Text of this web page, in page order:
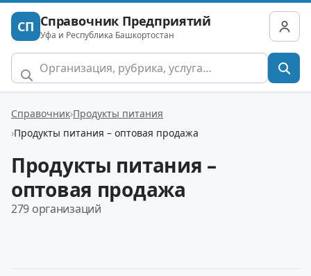
СП Справочник Предприятий
Уфа и Республика Башкортостан
Справочник Продукты питания
Продукты питания – оптовая продажа
Продукты питания –
оптовая продажа
279 организаций